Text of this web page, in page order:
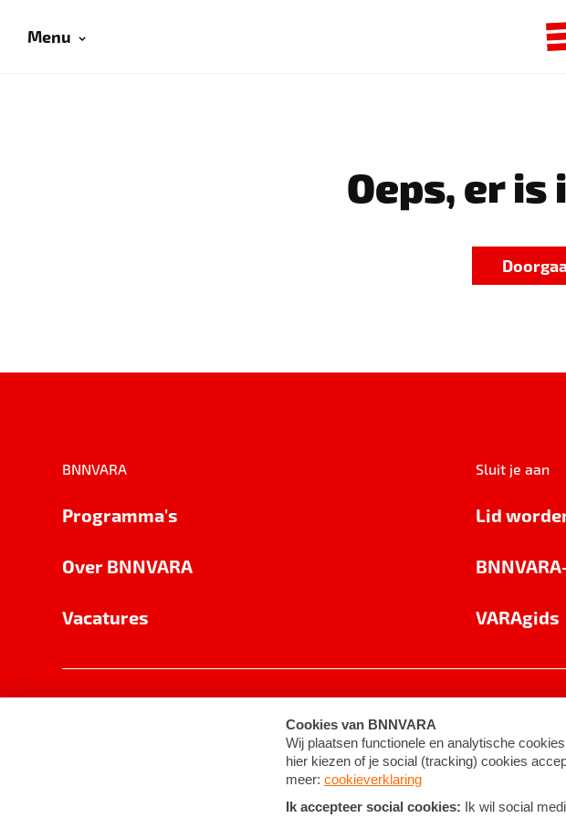
Menu
Oeps, er is
BNNVARA
Programma's
Over BNNVARA
Vacatures
Sluit je aan
Lid
VARAgids
Cookie-instellingen Algemene voorwaarden ©